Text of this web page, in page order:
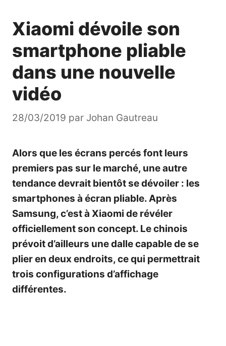
Xiaomi dévoile son
smartphone pliable
dans une nouvelle
vidéo
28/03/2019 par Johan Gautreau
Alors que les écrans percés font leurs
premiers pas sur le marché, une autre
tendance devrait bientôt se dévoiler : les
smartphones à écran pliable. Après
Samsung, c’est à Xiaomi de révéler
officiellement son concept. Le chinois
prévoit d’ailleurs une dalle capable de se
plier en deux endroits, ce qui permettrait
trois configurations d’affichage
différentes.